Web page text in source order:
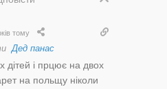
тому
Дед панас
дітей і прцює на двох
на польщу ніколи